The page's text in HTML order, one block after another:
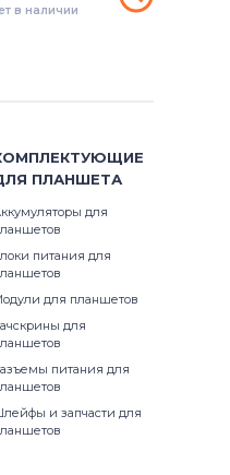
Gateway
MSI
Quanta
Hasee
Dell
IBM
в наличии
ПЛАНШЕТА
для
питания для
для планшетов
для
питания для
и запчасти для